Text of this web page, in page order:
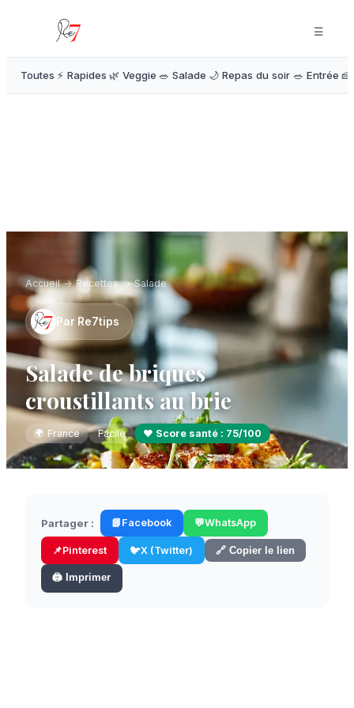
☰
Toutes ⚡ Rapides 🌿 Veggie 🥗 Salade 🌙 Repas du soir 🥗 Entrée
Accueil→ Recettes→Salade
Par Re7tips
Salade de briques
croustillants au brie
🌍 France Facile ❤️ Score santé : 75/100
Partager : 📘 Facebook 💬WhatsApp
📌Pinterest 🐦X (Twitter) 🔗 Copier le lien
🖨️ Imprimer